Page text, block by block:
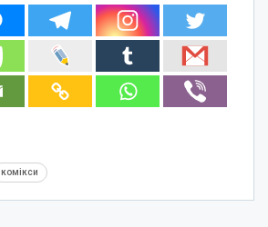
комікси